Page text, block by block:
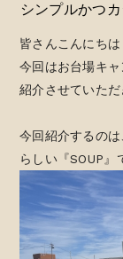
シンプルかつ
皆さんこんにちは
今回はお台場キ
紹介させていただ
今回紹介するの
らしい『SOUP